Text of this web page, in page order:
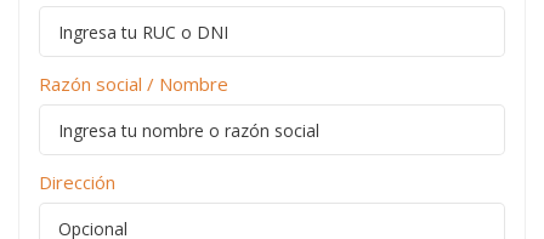
Razón social / Nombre
Dirección